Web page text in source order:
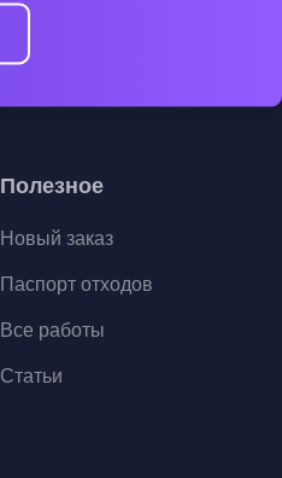
Полезное
Новый заказ
Паспорт отходов
Все работы
Статьи